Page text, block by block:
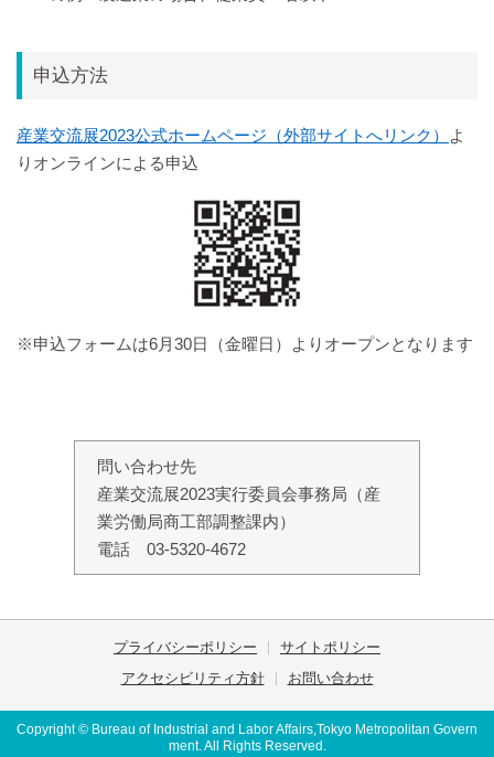
申込方法
産業交流展2023公式ホームページ（外部サイトへリンク）
よ
りオンラインによる申込
※申込フォームは6月30日（金曜日）よりオープンとなります
問い合わせ先
産業交流展2023実行委員会事務局（産
業労働局商工部調整課内）
電話 03-5320-4672
プライバシーポリシー
サイトポリシー
アクセシビリティ方針
お問い合わせ
Copyright © Bureau of Industrial and Labor Affairs,Tokyo Metropolitan Govern
ment. All Rights Reserved.